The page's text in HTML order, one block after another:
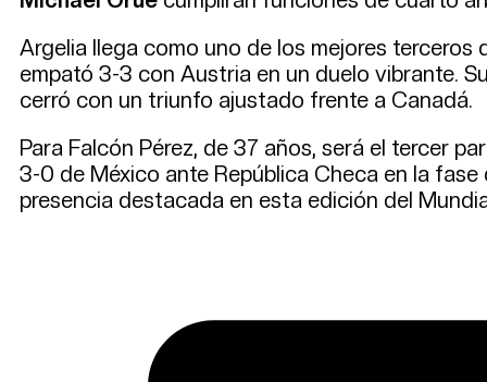
Argelia llega como uno de los mejores
empató 3-3 con Austria en un duelo vibrante.
cerró con un triunfo ajustado frente a Canadá.
Para Falcón Pérez, de 37 años, será el tercer
3-0 de México ante República Checa en la
presencia destacada en esta edición del